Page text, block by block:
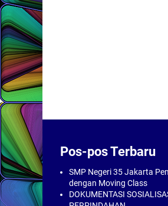
Pos-pos Terbaru
SMP Negeri 35 Jakarta
dengan Moving Class
DOKUMENTASI